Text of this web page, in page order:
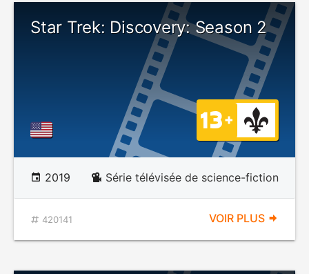
Star Trek: Discovery: Season 2
2019 Série télévisée de science-fiction
420141 VOIR PLUS